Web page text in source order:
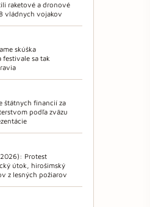
raketové a dronové
vládnych vojakov
skúška
festivale sa tak
štátnych financií za
podľa zväzu
Protest
útok, hirošimský
z lesných požiarov